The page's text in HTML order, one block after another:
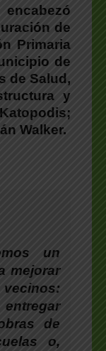
de
Primaria
de
de Salud,
y
;
Walker.
un
mejorar
de
o,